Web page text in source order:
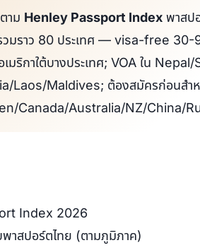
าม Henley Passport Index พาสป
มราว 80 ประเทศ — visa-free
มริกาใต้บางประเทศ; VOA ใน Nepal/
Laos/Maldives; ต้องสมัครก่อนสำ
Canada/Australia/NZ/China/
Index 2026
าสปอร์ตไทย (ตามภูมิภาค)